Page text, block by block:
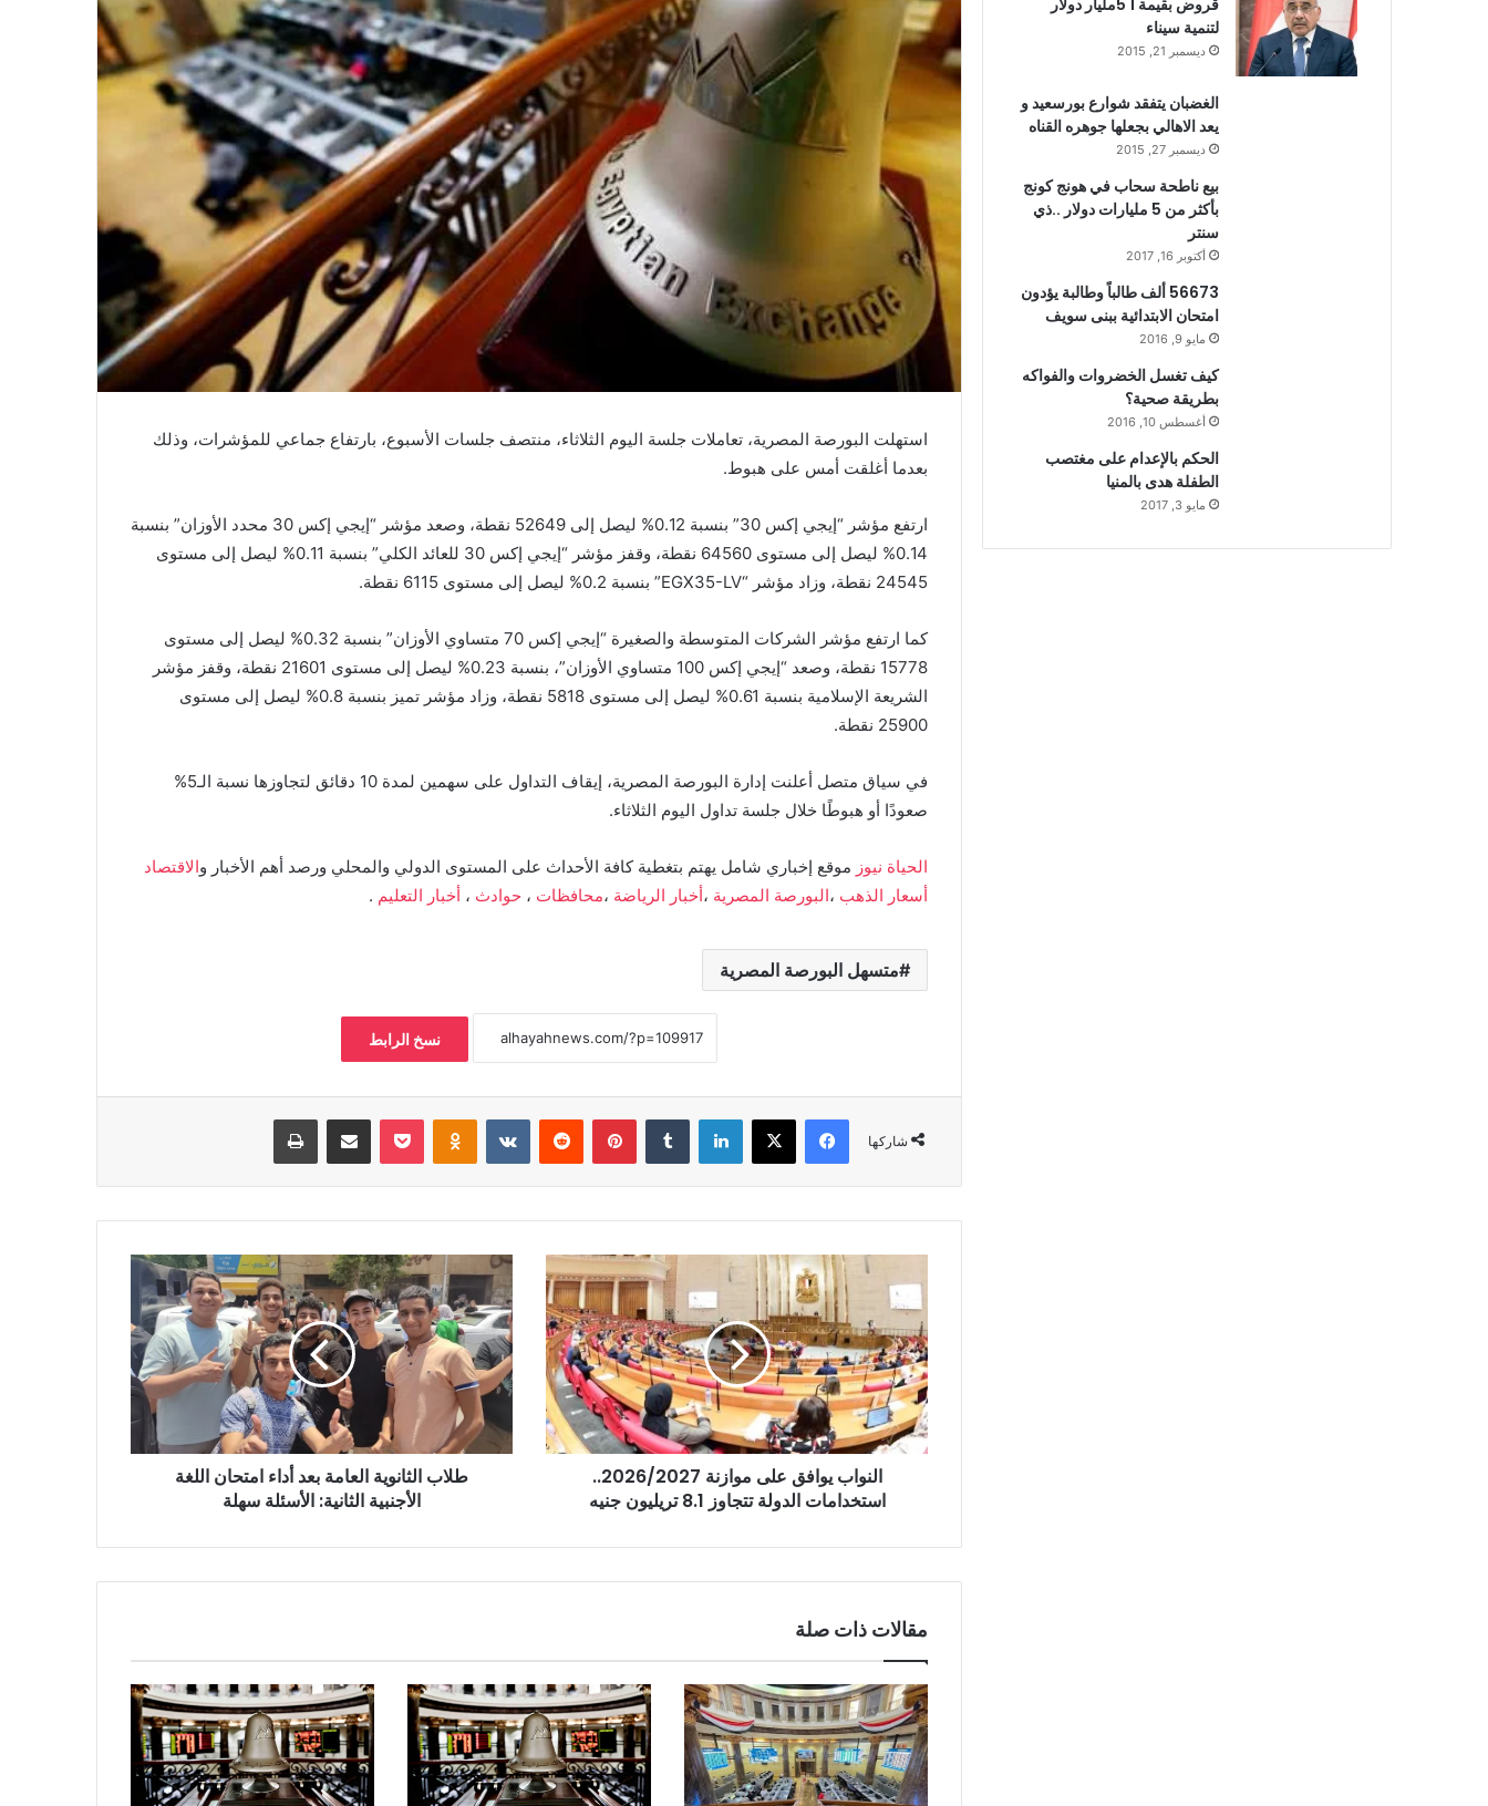
استهلت البورصة المصرية، تعاملات جلسة اليوم الثلاثاء، منتصف جلسات الأسبوع، بارتفاع جماعي للمؤشرات، وذلك
بعدما أغلقت أمس على هبوط.
ارتفع مؤشر “إيجي إكس 30” بنسبة 0.12% ليصل إلى 52649 نقطة، وصعد مؤشر “إيجي إكس 30 محدد الأوزان” بنسبة
0.14% ليصل إلى مستوى 64560 نقطة، وقفز مؤشر “إيجي إكس 30 للعائد الكلي” بنسبة 0.11% ليصل إلى مستوى
24545 نقطة، وزاد مؤشر “EGX35-LV” بنسبة 0.2% ليصل إلى مستوى 6115 نقطة.
كما ارتفع مؤشر الشركات المتوسطة والصغيرة “إيجي إكس 70 متساوي الأوزان” بنسبة 0.32% ليصل إلى مستوى
15778 نقطة، وصعد “إيجي إكس 100 متساوي الأوزان”، بنسبة 0.23% ليصل إلى مستوى 21601 نقطة، وقفز مؤشر
الشريعة الإسلامية بنسبة 0.61% ليصل إلى مستوى 5818 نقطة، وزاد مؤشر تميز بنسبة 0.8% ليصل إلى مستوى
25900 نقطة.
في سياق متصل أعلنت إدارة البورصة المصرية، إيقاف التداول على سهمين لمدة 10 دقائق لتجاوزها نسبة الـ5%
صعودًا أو هبوطًا خلال جلسة تداول اليوم الثلاثاء.
الحياة نيوز موقع إخباري شامل يهتم بتغطية كافة الأحداث على المستوى الدولي والمحلي ورصد أهم الأخبار والاقتصاد
أسعار الذهب ،البورصة المصرية ،أخبار الرياضة ،محافظات ، حوادث ، أخبار التعليم .
متسهل البورصة المصرية
نسخ الرابط
شاركها
فيسبوك X لينكدإن بينتيريست Odnoklassniki
بوكيت مشاركة عبر البريد طباعة
النواب يوافق على موازنة 2026/2027..
استخدامات الدولة تتجاوز 8.1 تريليون جنيه
طلاب الثانوية العامة بعد أداء امتحان اللغة
الأجنبية الثانية: الأسئلة سهلة
مقالات ذات صلة
قروض بقيمة 1 5مليار دولار
لتنمية سيناء
ديسمبر 21, 2015
الغضبان يتفقد شوارع بورسعيد و
يعد الاهالي بجعلها جوهره القناه
ديسمبر 27, 2015
بيع ناطحة سحاب في هونج كونج
بأكثر من 5 مليارات دولار ..ذي
سنتر
أكتوبر 16, 2017
56673 ألف طالباً وطالبة يؤدون
امتحان الابتدائية ببنى سويف
مايو 9, 2016
كيف تغسل الخضروات والفواكه
بطريقة صحية؟
أغسطس 10, 2016
الحكم بالإعدام على مغتصب
الطفلة هدى بالمنيا
مايو 3, 2017